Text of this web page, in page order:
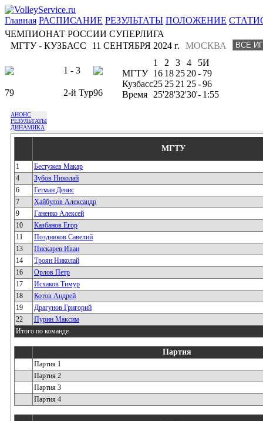
Главная РАСПИСАНИЕ РЕЗУЛЬТАТЫ ПОЛОЖЕНИЕ
ЧЕМПИОНАТ РОССИИ СУПЕРЛИГА
МГТУ - КУЗБАСС
МОСКВА
11 СЕНТЯБРЯ 2024 г.
1 - 3
79 2-й Тур96
1 2 3 4 5И
МГТУ 16 18 25 20- 79
Кузбасс25 25 21 25-96
Время
25'28'32'30'- 1:55
АНОНС
РЕЗУЛЬТАТЫ
ДИНАМИКА
МГТУ
1
Бестужев Макар
4
Зубов Николай
6
Гетман Денис
7
Хайбулов Александр
9
Ганенко Алексей
10
Казбанов Егор
11
Поздняков Савелий
13
Пискарев Иван
14
Троян Николай
16
Орлов Петр
17
Исхаков Тимур
18
Котов Андрей
19
Драгунов Григорий
22
Пурин Максим
Итого по команде
Партия
Партия 1
Партия 2
Партия 3
Партия 4